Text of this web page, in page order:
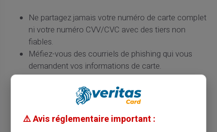
Ne partagez jamais votre numéro de carte complet
ni votre numéro CVV/CVC avec des tiers non
fiables.
Méfiez-vous des courriels de phishing qui vous
demandent vos informations de carte.
Utilisez des services de monitoring pour surveiller
les transactions suspectes.
Changez régulièrement vos codes PIN pour
renforcer la sécurité.
⚠️ Avis réglementaire important :